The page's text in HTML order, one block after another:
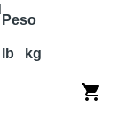
Peso
lb kg